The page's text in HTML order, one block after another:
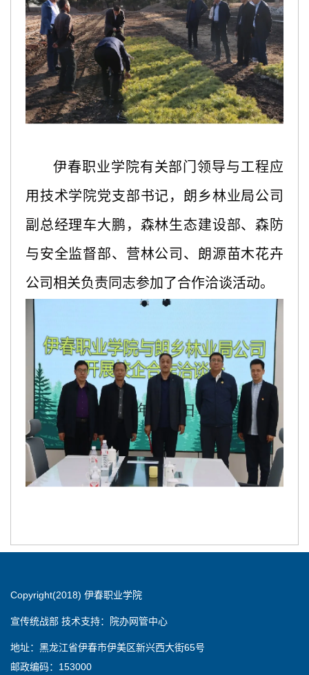
伊春职业学院有关部门领导与工程应
用技术学院党支部书记，朗乡林业局公司
副总经理车大鹏，森林生态建设部、森防
与安全监督部、营林公司、朗源苗木花卉
公司相关负责同志参加了合作洽谈活动。
Copyright(2018) 伊春职业学院
宣传统战部 技术支持：院办网管中心
地址：黑龙江省伊春市伊美区新兴西大街65号
邮政编码：153000